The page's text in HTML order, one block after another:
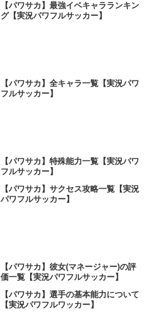
【パワサカ】最強イベキャラランキン
グ【実況パワフルサッカー】
【パワサカ】全キャラ一覧【実況パワ
フルサッカー】
【パワサカ】特殊能力一覧【実況パワ
フルサッカー】
【パワサカ】サクセス攻略一覧【実況
パワフルサッカー】
【パワサカ】彼女(マネージャー)の評
価一覧【実況パワフルサッカー】
【パワサカ】選手の基本能力について
【実況パワフルワッカー】